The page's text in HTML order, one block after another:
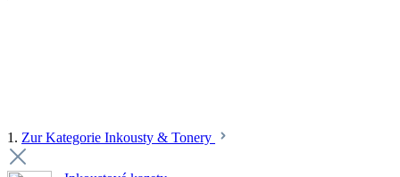
1. Zur Kategorie Inkousty & Tonery